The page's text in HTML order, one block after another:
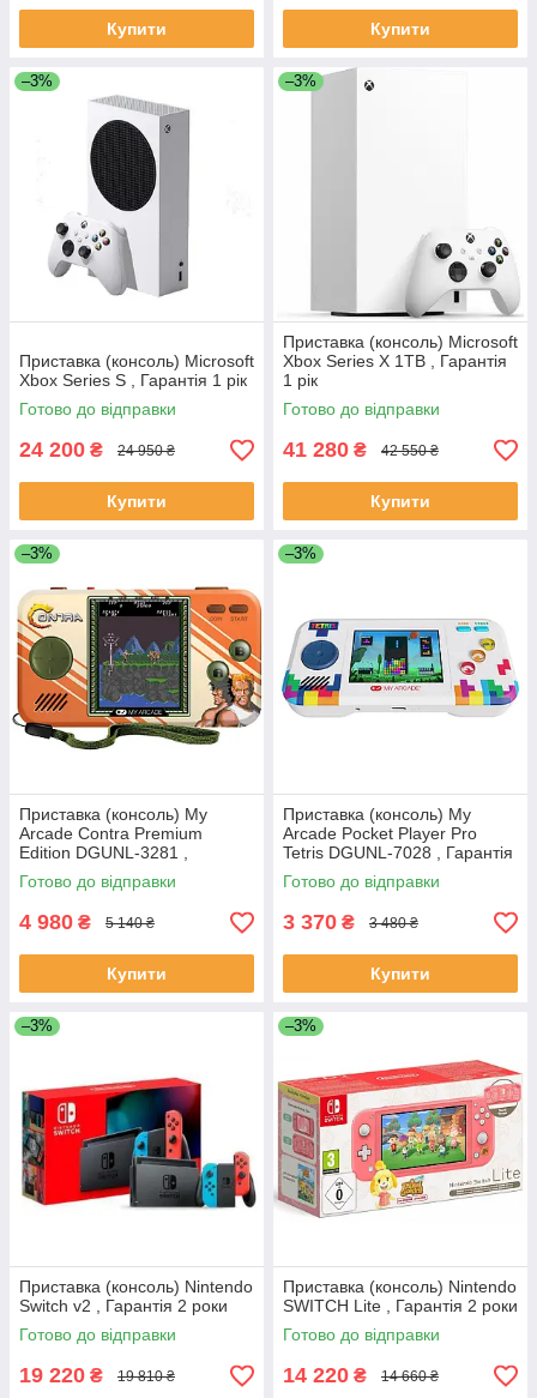
Купити Купити
–3%
Приставка (консоль) Microsoft
Xbox Series S , Гарантія 1 рік
Готово до відправки
24 200 ₴ 24 950 ₴
Купити
–3%
Приставка (консоль) Microsoft
Xbox Series X 1TB , Гарантія
1 рік
Готово до відправки
41 280 ₴ 42 550 ₴
Купити
–3%
Приставка (консоль) My
Arcade Contra Premium
Edition DGUNL-3281 ,
Гарантія 2 роки
Готово до відправки
4 980 ₴ 5 140 ₴
Купити
–3%
Приставка (консоль) My
Arcade Pocket Player Pro
Tetris DGUNL-7028 , Гарантія
2 роки
Готово до відправки
3 370 ₴ 3 480 ₴
Купити
–3%
Приставка (консоль) Nintendo
Switch v2 , Гарантія 2 роки
Готово до відправки
19 220 ₴ 19 810 ₴
–3%
Приставка (консоль) Nintendo
SWITCH Lite , Гарантія 2 роки
Готово до відправки
14 220 ₴ 14 660 ₴